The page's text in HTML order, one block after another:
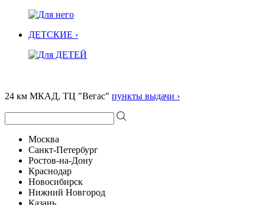
ДЕТСКИЕ ›
24 км МКАД, ТЦ "Вегас" пункты выдачи ›
Москва
Санкт-Петербург
Ростов-на-Дону
Краснодар
Новосибирск
Нижний Новгород
Казань